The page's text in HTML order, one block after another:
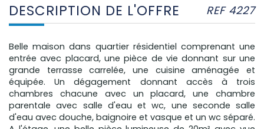
DESCRIPTION DE L'OFFRE REF 4227
Belle maison dans quartier résidentiel comprenant une
entrée avec placard, une pièce de vie donnant sur une
grande terrasse carrelée, une cuisine aménagée et
équipée. Un dégagement donnant accès à trois
chambres chacune avec un placard, une chambre
parentale avec salle d'eau et wc, une seconde salle
d'eau avec douche, baignoire et vasque et un wc séparé.